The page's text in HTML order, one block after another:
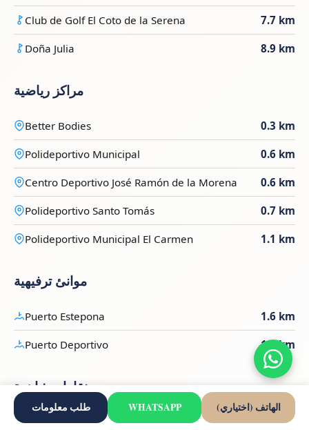
Club de Golf El Coto de la Serena 7.7 km
Doña Julia 8.9 km
مراكز رياضية
Better Bodies 0.3 km
Polideportivo Municipal 0.6 km
Centro Deportivo José Ramón de la Morena 0.6 km
Polideportivo Santo Tomás 0.7 km
Polideportivo Municipal El Carmen 1.1 km
موانئ ترفيهية
Puerto Estepona 1.6 km
Puerto Deportivo 1.8 km
نقاط مشاهدة
Mirador del Carmen de Estepona 1.2 km
طلب معلومات WHATSAPP الهاتف (اختياري)